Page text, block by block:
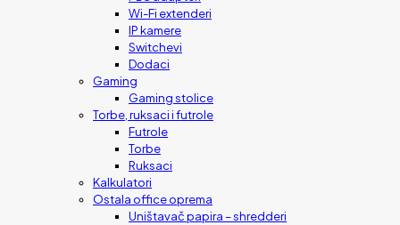
Wi-Fi extenderi
IP kamere
Switchevi
Dodaci
Gaming
Gaming stolice
Torbe, ruksaci i futrole
Futrole
Torbe
Ruksaci
Kalkulatori
Ostala office oprema
Uništavač papira – shredderi